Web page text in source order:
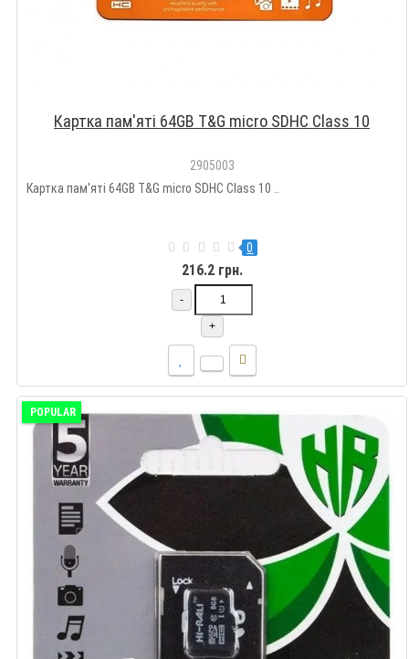
Картка пам'яті 64GB T&G micro SDHC Class 10
2905003
Картка пам'яті 64GB T&G micro SDHC Class 10 ..
0
216.2 грн.
-
+
POPULAR